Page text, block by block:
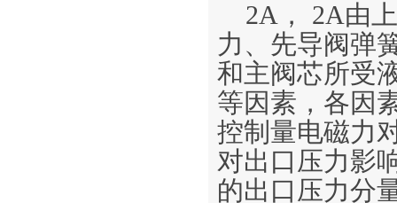
2A， 2A由
力、先导阀弹
和主阀芯所受
等因素，各因
控制量电磁力
对出口压力影
的出口压力分